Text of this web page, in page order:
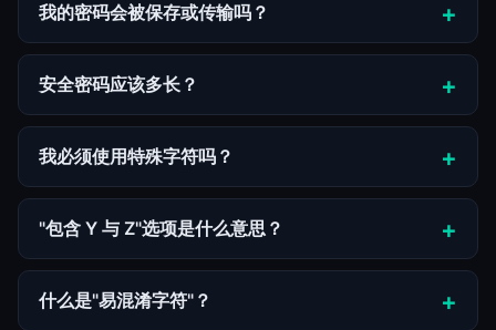
我的密码会被保存或传输吗？
安全密码应该多长？
我必须使用特殊字符吗？
"包含 Y 与 Z"选项是什么意思？
什么是"易混淆字符"？